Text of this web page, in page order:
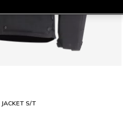
S/T